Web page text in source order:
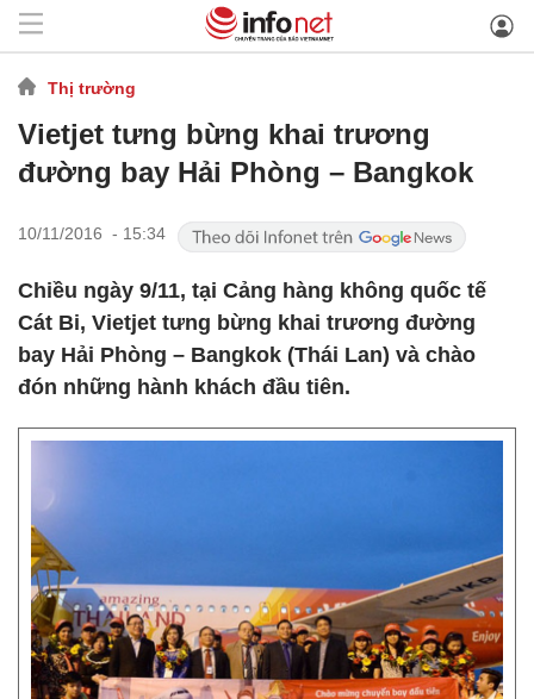
Thị trường
Vietjet tưng bừng khai trương
đường bay Hải Phòng – Bangkok
10/11/2016 - 15:34
Chiều ngày 9/11, tại Cảng hàng không quốc tế
Cát Bi, Vietjet tưng bừng khai trương đường
bay Hải Phòng – Bangkok (Thái Lan) và chào
đón những hành khách đầu tiên.